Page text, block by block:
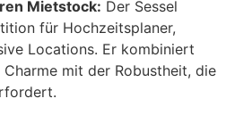
Mietstock: Der Sessel
für Hochzeitsplaner,
Locations. Er kombiniert
mit der Robustheit, die